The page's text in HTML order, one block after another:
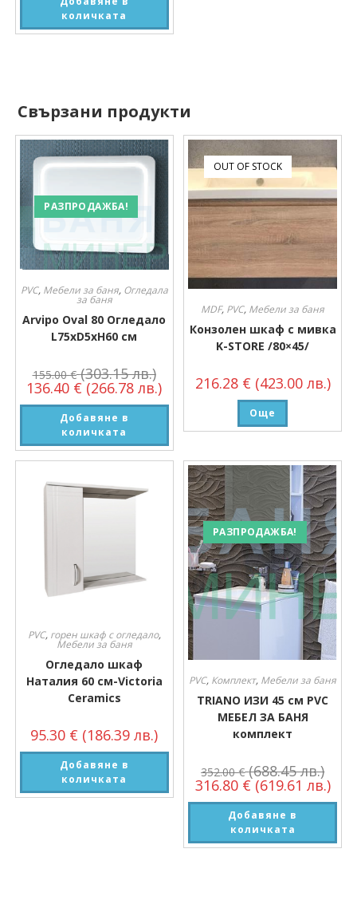
количката
Свързани продукти
РАЗПРОДАЖБА!
PVC, Мебели за баня, Огледала
за баня
Arvipo Oval 80 Огледало
L75xD5xH60 см
155.00€ (303.15 лв.)
136.40 € (266.78 лв.)
Добавяне в
количката
OUT OF STOCK
MDF, PVC, Мебели за баня
Конзолен шкаф с мивка
K-STORE /80×45/
216.28 € (423.00 лв.)
Още
PVC, горен шкаф с огледало,
Мебели за баня
Огледало шкаф
Наталия 60 см-Victoria
Ceramics
95.30 € (186.39 лв.)
Добавяне в
количката
РАЗПРОДАЖБА!
PVC, Комплект, Мебели за баня
TRIANO ИЗИ 45 см PVC
МЕБЕЛ ЗА БАНЯ
комплект
352.00€ (688.45 лв.)
316.80 € (619.61 лв.)
Добавяне в
количката